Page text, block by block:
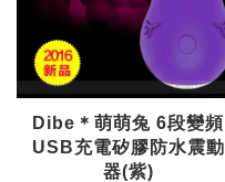
Dibe＊萌萌兔 6段變頻
USB充電矽膠防水震動
器(紫)